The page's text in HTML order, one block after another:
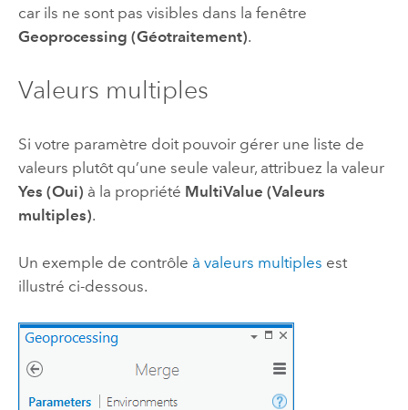
car ils ne sont pas visibles dans la fenêtre
Geoprocessing (Géotraitement).
Valeurs multiples
Si votre paramètre doit pouvoir gérer une liste de
valeurs plutôt qu’une seule valeur, attribuez la valeur
Yes (Oui) à la propriété MultiValue (Valeurs
multiples).
Un exemple de contrôle à valeurs multiples est
illustré ci-dessous.